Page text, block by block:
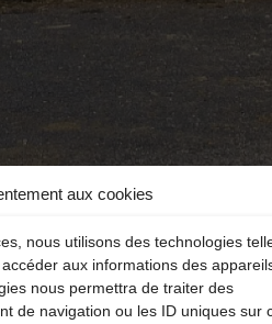
aux cookies
nous utilisons des technologies
aux informations des
nous permettra de traiter des
de navigation ou les ID uniques sur